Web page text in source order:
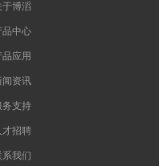
于博滔
品中心
品应用
闻资讯
务支持
才招聘
系我们